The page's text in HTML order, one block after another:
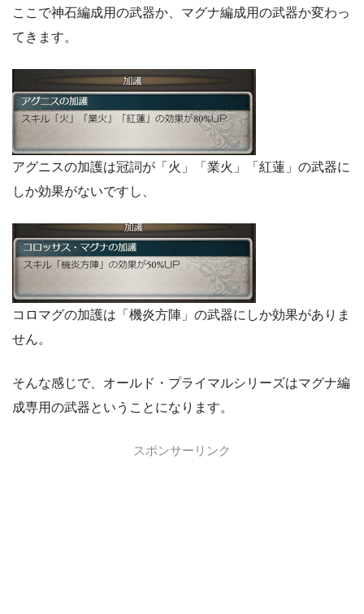
ここで神石編成用の武器か、マグナ編成用の武器か変わっ
てきます。
アグニスの加護は冠詞が「火」「業火」「紅蓮」の武器に
しか効果がないですし、
コロマグの加護は「機炎方陣」の武器にしか効果がありま
せん。
そんな感じで、オールド・プライマルシリーズはマグナ編
成専用の武器ということになります。
スポンサーリンク